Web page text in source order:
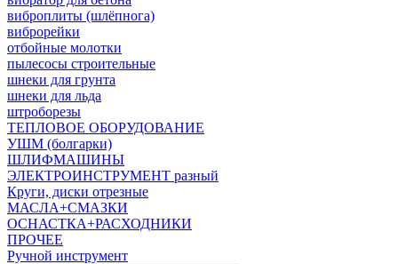
виброплиты (шлёпнога)
виброрейки
отбойные молотки
пылесосы строительные
шнеки для грунта
шнеки для льда
штроборезы
ТЕПЛОВОЕ ОБОРУДОВАНИЕ
УШМ (болгарки)
ШЛИФМАШИНЫ
ЭЛЕКТРОИНСТРУМЕНТ разный
Круги, диски отрезные
МАСЛА+СМАЗКИ
ОСНАСТКА+РАСХОДНИКИ
ПРОЧЕЕ
Ручной инструмент